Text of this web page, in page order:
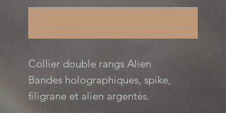
Collier double rangs Alien
Bandes holographiques, spike,
filigrane et alien argentés.